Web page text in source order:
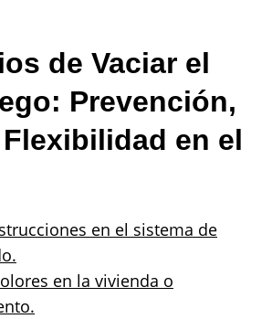
de Vaciar el
Prevención,
en el
en el sistema de
en la vivienda o